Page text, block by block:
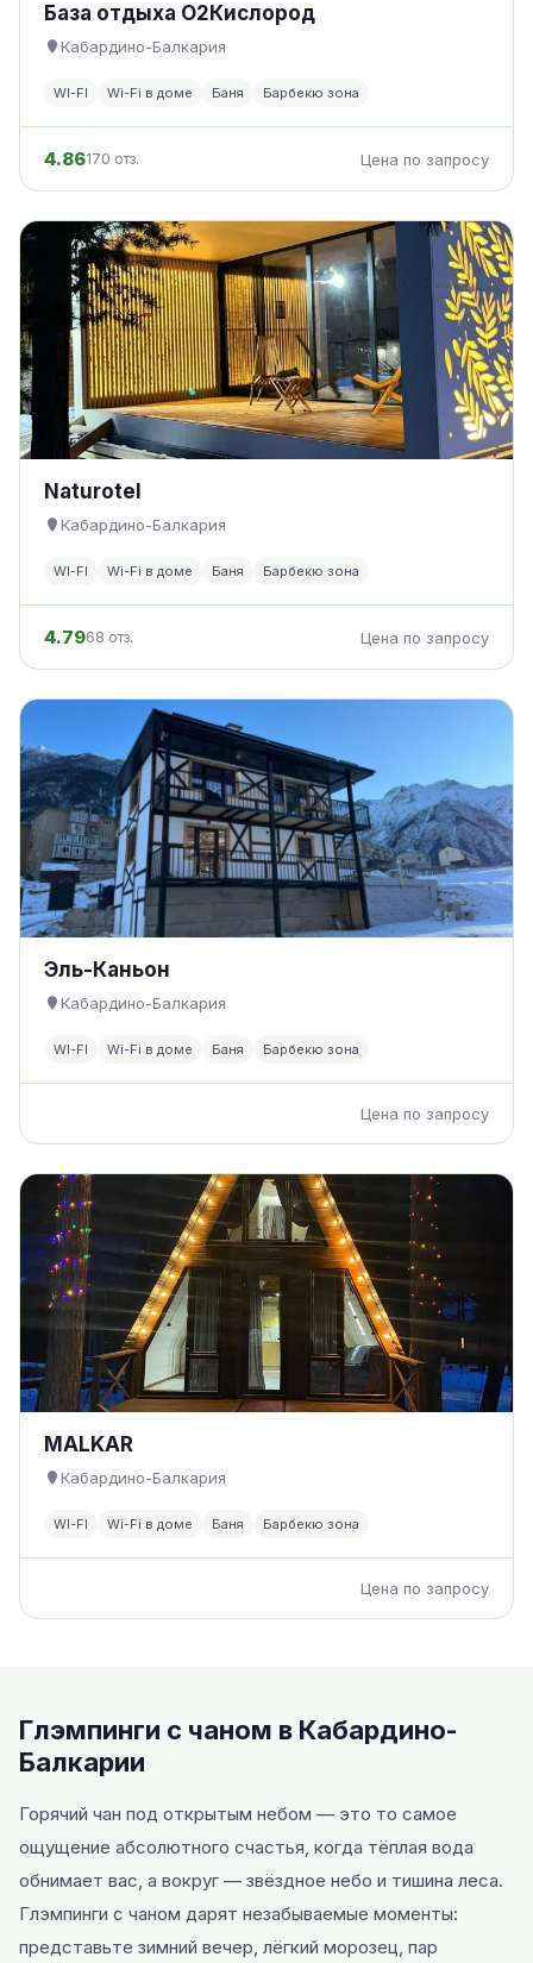
База отдыха О2Кислород
Кабардино-Балкария
WI-FI Wi-Fi в доме Баня Барбекю зона
4.86170 отз. Цена по запросу
Naturotel
Кабардино-Балкария
WI-FI Wi-Fi в доме Баня Барбекю зона
4.7968 отз. Цена по запросу
Эль-Каньон
Кабардино-Балкария
WI-FI Wi-Fi в доме Баня Барбекю зона
Цена по запросу
MALKAR
Кабардино-Балкария
WI-FI Wi-Fi в доме Баня Барбекю зона
Цена по запросу
Глэмпинги с чаном в Кабардино-
Балкарии
Горячий чан под открытым небом — это то самое
ощущение абсолютного счастья, когда тёплая вода
обнимает вас, а вокруг — звёздное небо и тишина леса.
Глэмпинги с чаном дарят незабываемые моменты:
представьте зимний вечер, лёгкий морозец, пар